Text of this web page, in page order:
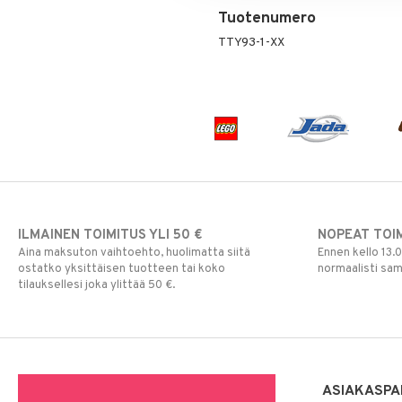
Tuotenumero
TTY93-1-XX
ILMAINEN TOIMITUS YLI 50 €
Aina maksuton vaihtoehto, huolimatta siitä
ostatko yksittäisen tuotteen tai koko
tilauksellesi joka ylittää 50 €.
NOPEAT
Ennen kello
normaalisti